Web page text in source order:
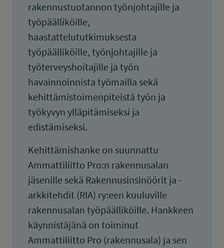
rakennustuotannon työnjohtajille ja
työpäälliköille,
haastattelututkimuksesta
työpäälliköille, työnjohtajille ja
työterveyshoitajille ja työn
havainnoinnista työmailla sekä
kehittämistoimenpiteistä työn ja
työkyvyn ylläpitämiseksi ja
edistämiseksi.
Kehittämishanke on suunnattu
Ammattiliitto Pro:n rakennusalan
jäsenille sekä Rakennusinsinöörit ja -
arkkitehdit (RIA) ry:een kuuluville
rakennusalan työpäälliköille. Hankkeen
käynnistäjänä on toiminut
Ammattiliitto Pro (rakennusala) ja sen